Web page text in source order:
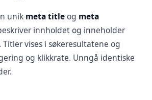
unik meta titleog meta
innholdet og inneholder
vises i søkeresultatene og
og klikkrate. Unngå identiske